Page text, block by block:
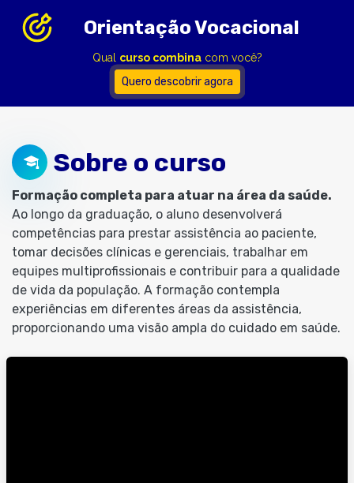
Orientação Vocacional
Qual curso combinacom você?
Quero descobrir agora
Sobre o curso
Formação completa para atuar na área da saúde.
Ao longo da graduação, o aluno desenvolverá
competências para prestar assistência ao paciente,
tomar decisões clínicas e gerenciais, trabalhar em
equipes multiprofissionais e contribuir para a qualidade
de vida da população. A formação contempla
experiências em diferentes áreas da assistência,
proporcionando uma visão ampla do cuidado em saúde.